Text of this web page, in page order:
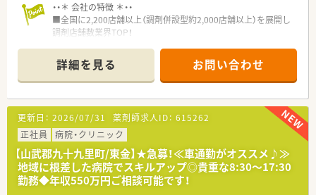
・・＊ 会社の特徴 ＊・・
■全国に2,200店舗以上（調剤併設型約2,000店舗以上）を展開し
調剤店舗数業界TOP！
頑張り次第で高給与も可能！
■経験や勤務コースによりますが、経験の少ない方でも500万前
半スタートと業界TOP水準！
■職種や職域に合わせ、豊富な社内研修や外部組織と連携した研
修を用意されています
■薬剤師が中心の会社だからこそ活躍できるキャリアパスが多
種多様に用意されています。
■店舗拡大に伴い、エリアマネジャーや営業部長等のマネジメン
トのポジションも増えます。
■在宅や教育等の専門性を活かせるスペシャリストを目指すこ
とも可能です。
詳細を見る お問い合わせ
更新日： 2026/07/31 薬剤師求人ID： 615262
正社員
病院・クリニック
【山武郡九十九里町/東金】★急募！≪車通勤がオススメ♪≫
地域に根差した病院でスキルアップ◎貴重な8:30～17:30
勤務◆年収550万円ご相談可能です！